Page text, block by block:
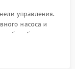
управления.
насоса и
барабана и
на разрывы.